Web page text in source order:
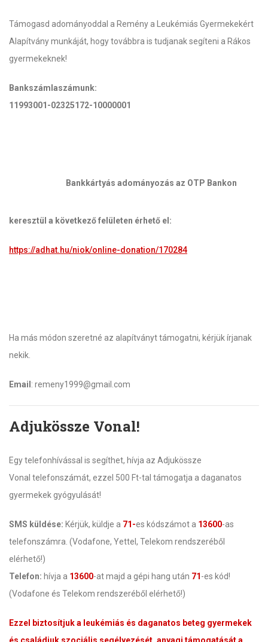
Támogasd adományoddal a Remény a Leukémiás Gyermekekért
Alapítvány munkáját, hogy továbbra is tudjanak segíteni a Rákos
gyermekeknek!
Bankszámlaszámunk:
11993001-02325172-10000001
Bankkártyás adományozás az OTP Bankon
keresztül a következő felületen érhető el:
https://adhat.hu/niok/online-donation/170284
Ha más módon szeretné az alapítványt támogatni, kérjük írjanak
nekik.
Email : remeny1999@gmail.com
Adjukössze Vonal!
Egy telefonhívással is segíthet, hívja az Adjukössze
Vonal telefonszámát, ezzel 500 Ft-tal támogatja a daganatos
gyermekek gyógyulását!
SMS küldése: Kérjük, küldje a 71-es kódszámot a 13600-as
telefonszámra. (Vodafone, Yettel, Telekom rendszeréből
elérhető!)
Telefon: hívja a 13600-at majd a gépi hang után 71-es kód!
(Vodafone és Telekom rendszeréből elérhető!)
Ezzel biztosítjuk a leukémiás és daganatos beteg gyermekek